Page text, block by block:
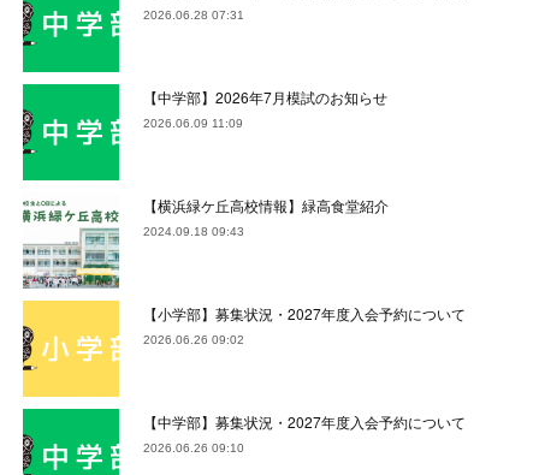
2026.06.28 07:31
【中学部】2026年7月模試のお知らせ
2026.06.09 11:09
【横浜緑ケ丘高校情報】緑高食堂紹介
2024.09.18 09:43
【小学部】募集状況・2027年度入会予約について
2026.06.26 09:02
【中学部】募集状況・2027年度入会予約について
2026.06.26 09:10